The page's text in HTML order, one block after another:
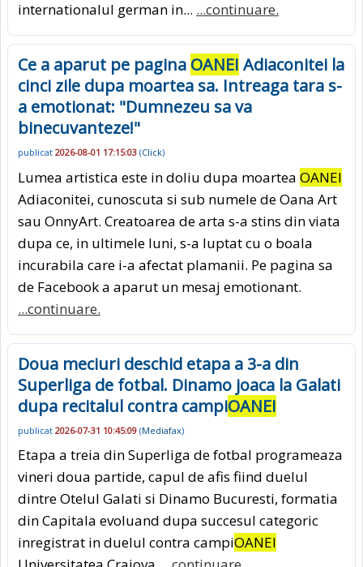
internationalul german in... ...continuare.
Ce a aparut pe pagina OANEI Adiaconitei la
cinci zile dupa moartea sa. Intreaga tara s-
a emotionat: "Dumnezeu sa va
binecuvanteze!"
publicat 2026-08-01 17:15:03 (Click)
Lumea artistica este in doliu dupa moartea OANEI
Adiaconitei, cunoscuta si sub numele de Oana Art
sau OnnyArt. Creatoarea de arta s-a stins din viata
dupa ce, in ultimele luni, s-a luptat cu o boala
incurabila care i-a afectat plamanii. Pe pagina sa
de Facebook a aparut un mesaj emotionant.
...continuare.
Doua meciuri deschid etapa a 3-a din
Superliga de fotbal. Dinamo joaca la Galati
dupa recitalul contra campiOANEI
publicat 2026-07-31 10:45:09 (Mediafax)
Etapa a treia din Superliga de fotbal programeaza
vineri doua partide, capul de afis fiind duelul
dintre Otelul Galati si Dinamo Bucuresti, formatia
din Capitala evoluand dupa succesul categoric
inregistrat in duelul contra campiOANEI